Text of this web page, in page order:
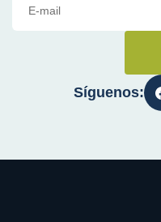
Síguenos: